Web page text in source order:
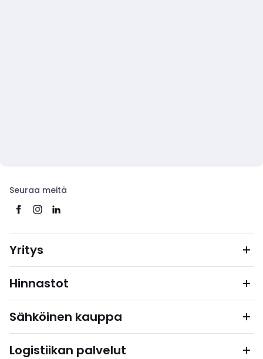
Seuraa meitä
Yritys
Hinnastot
Sähköinen kauppa
Logistiikan palvelut